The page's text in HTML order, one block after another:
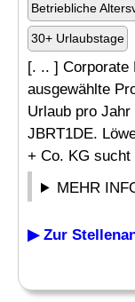
Betriebliche
30+ Urlaubstage
[. .. ] Corporate
ausgewählte
Urlaub pro
JBRT1DE.
+ Co. KG sucht
MEHR
▶ Zur